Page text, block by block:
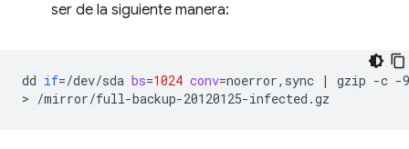
ser de la siguiente manera:
dd if=/dev/sda bs=1024 conv=noerror,sync | gzip -c -9
>